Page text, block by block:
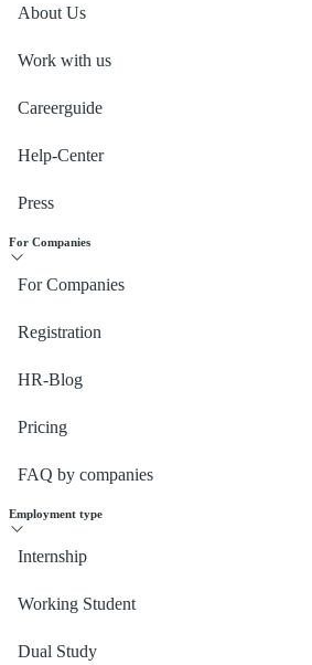
About Us
Work with us
Careerguide
Help-Center
Press
For Companies
For Companies
Registration
HR-Blog
Pricing
FAQ by companies
Employment type
Internship
Working Student
Dual Study